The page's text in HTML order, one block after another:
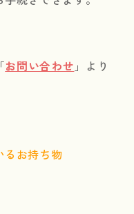
お問い合わせ 」より
るお持ち物